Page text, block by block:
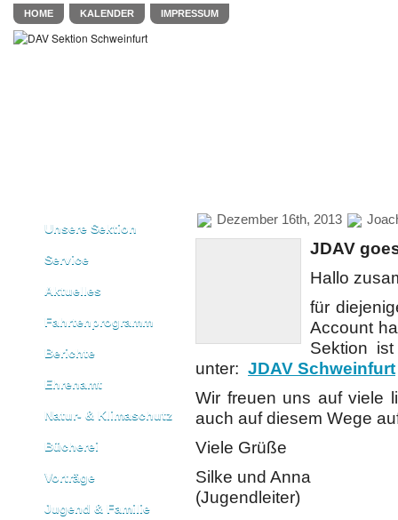
HOME KALENDER IMPRESSUM
Unsere Sektion
Service
Aktuelles
Fahrtenprogramm
Berichte
Ehrenamt
Natur- & Klimaschutz
Bücherei
Vorträge
Jugend & Familie
Dezember 16th, 2013
JDAV
Hallo
für
Account
Sektion
unter: JDAV Schweinfurt
Wir freuen uns auf viele
auch auf diesem Wege
Viele Grüße
Silke und Anna
(Jugendleiter)